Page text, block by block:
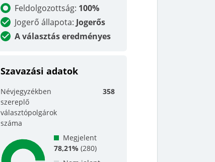
Feldolgozottság: 100%
Jogerő állapota: Jogerős
A választás eredményes
Szavazási adatok
Névjegyzékben
szereplő
választópolgárok
száma
358
Megjelent
78,21% (280)